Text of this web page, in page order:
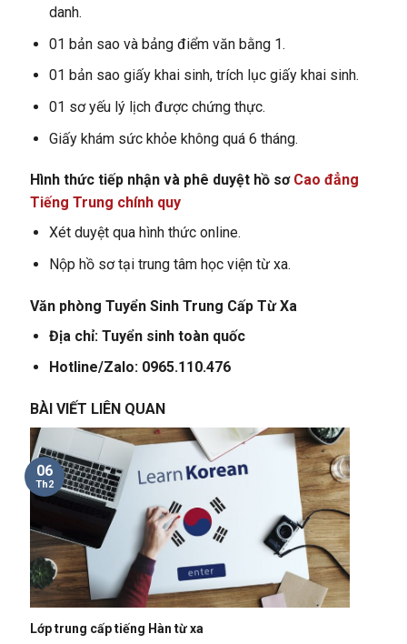
danh.
01 bản sao và bảng điểm văn bằng 1.
01 bản sao giấy khai sinh, trích lục giấy khai sinh.
01 sơ yếu lý lịch được chứng thực.
Giấy khám sức khỏe không quá 6 tháng.
Hình thức tiếp nhận và phê duyệt hồ sơ Cao đẳng
Tiếng Trung chính quy
Xét duyệt qua hình thức online.
Nộp hồ sơ tại trung tâm học viện từ xa.
Văn phòng Tuyển Sinh Trung Cấp Từ Xa
Địa chỉ: Tuyển sinh toàn quốc
Hotline/Zalo: 0965.110.476
BÀI VIẾT LIÊN QUAN
Lớp trung cấp tiếng Hàn từ xa
06
Th2